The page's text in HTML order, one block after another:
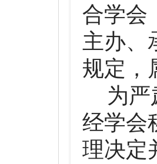
合学会
主办、
规定，
为
经学会
理决定